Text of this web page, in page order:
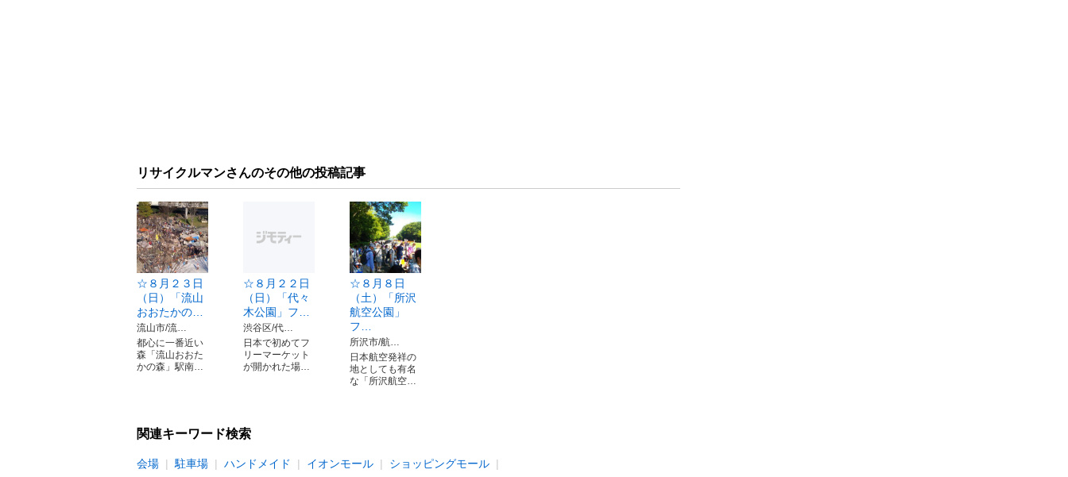
リサイクルマンさんのその他の投稿記事
☆８月２３日
（日）「流山
おおたかの…
流山市/流…
都心に一番近い
森「流山おおた
かの森」駅南…
☆８月２２日
（日）「代々
木公園」フ…
渋谷区/代…
日本で初めてフ
リーマーケット
が開かれた場…
☆８月８日
（土）「所沢
航空公園」
フ…
所沢市/航…
日本航空発祥の
地としても有名
な「所沢航空…
関連キーワード検索
会場 駐車場 ハンドメイド イオンモール ショッピングモール